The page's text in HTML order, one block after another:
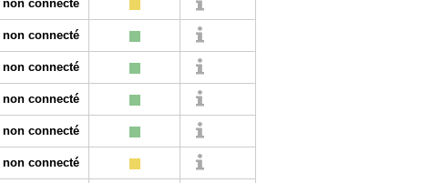
non connecté
non connecté
non connecté
non connecté
non connecté
non connecté